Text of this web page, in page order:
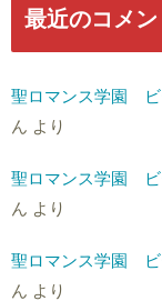
最近のコメン
聖ロマンス学園 ビ
ん より
聖ロマンス学園 ビ
ん より
聖ロマンス学園 ビ
ん より